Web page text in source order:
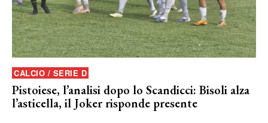
CALCIO / SERIE D
Pistoiese, l’analisi dopo lo Scandicci: Bisoli alza
l’asticella, il Joker risponde presente